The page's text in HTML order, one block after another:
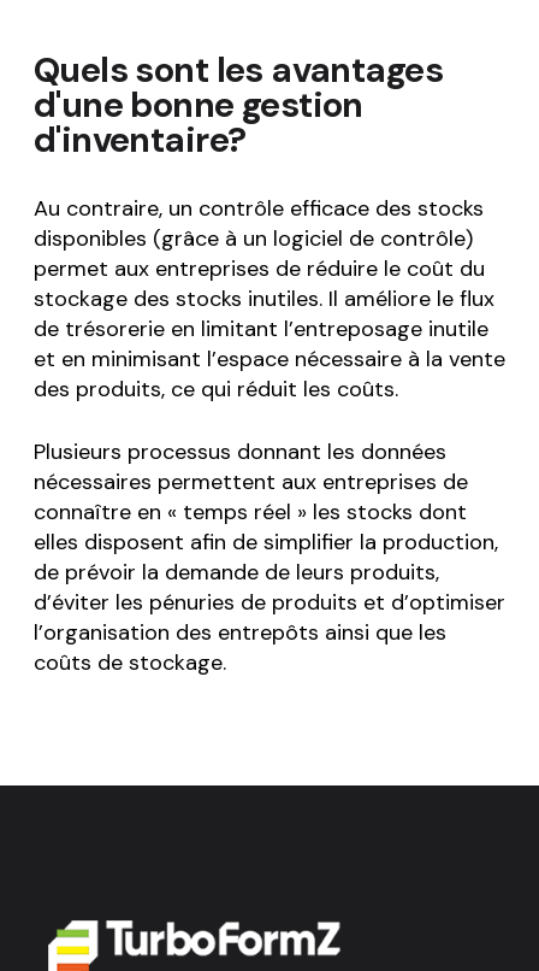
Quels sont les avantages
d'une bonne gestion
d'inventaire?
Au contraire, un contrôle efficace des stocks
disponibles (grâce à un logiciel de contrôle)
permet aux entreprises de réduire le coût du
stockage des stocks inutiles. Il améliore le flux
de trésorerie en limitant l’entreposage inutile
et en minimisant l’espace nécessaire à la vente
des produits, ce qui réduit les coûts.
Plusieurs processus donnant les données
nécessaires permettent aux entreprises de
connaître en « temps réel » les stocks dont
elles disposent afin de simplifier la production,
de prévoir la demande de leurs produits,
d’éviter les pénuries de produits et d’optimiser
l’organisation des entrepôts ainsi que les
coûts de stockage.